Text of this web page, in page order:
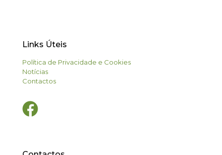
Links Úteis
Política de Privacidade e Cookies
Notícias
Contactos